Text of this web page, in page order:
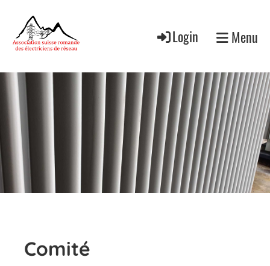
Login Menu
Comité